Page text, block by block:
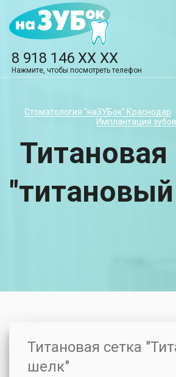
8 918 146 XX XX
Нажмите, чтобы посмотреть телефон
Стоматология "наЗУБок" Краснодар
Имплантация зубов
Титановая
Титановая сетка
шелк"